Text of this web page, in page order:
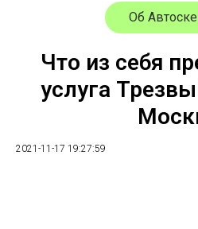
Об
Что из себя
услуга
2021-11-17 19:27:59